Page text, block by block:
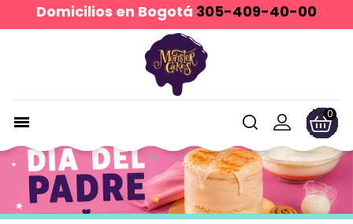
Domicilios en Bogotá 305-409-40-00
 0